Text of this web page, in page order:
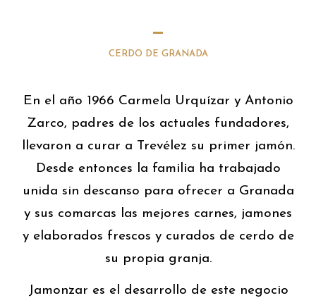
CERDO DE GRANADA
En el año 1966 Carmela Urquízar y Antonio
Zarco, padres de los actuales fundadores,
llevaron a curar a Trevélez su primer jamón.
Desde entonces la familia ha trabajado
unida sin descanso para ofrecer a Granada
y sus comarcas las mejores carnes, jamones
y elaborados frescos y curados de cerdo de
su propia granja.
Jamonzar es el desarrollo de este negocio